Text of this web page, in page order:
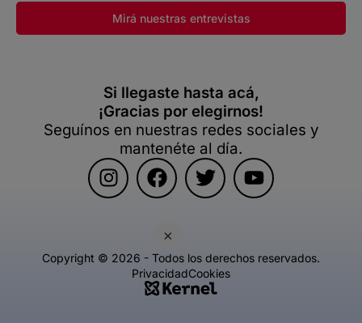
×
Mirá nuestras entrevistas
Si llegaste hasta acá,
¡Gracias por elegirnos!
Seguínos en nuestras redes sociales y
mantenéte al día.
Copyright © 2026 - Todos los derechos reservados.
PrivacidadCookies